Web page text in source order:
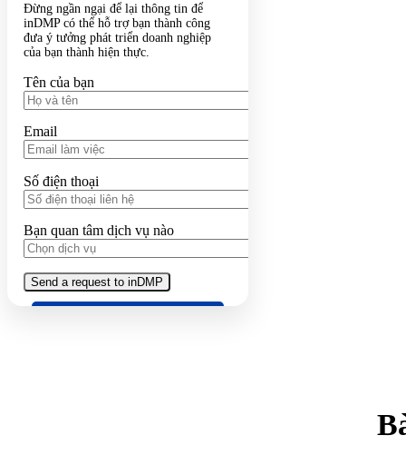
Đừng ngần ngại để lại thông tin để
inDMP có thể hỗ trợ bạn thành công
đưa ý tưởng phát triển doanh nghiệp
của bạn thành hiện thực.
Tên của bạn
Email
Số điện thoại
Bạn quan tâm dịch vụ nào